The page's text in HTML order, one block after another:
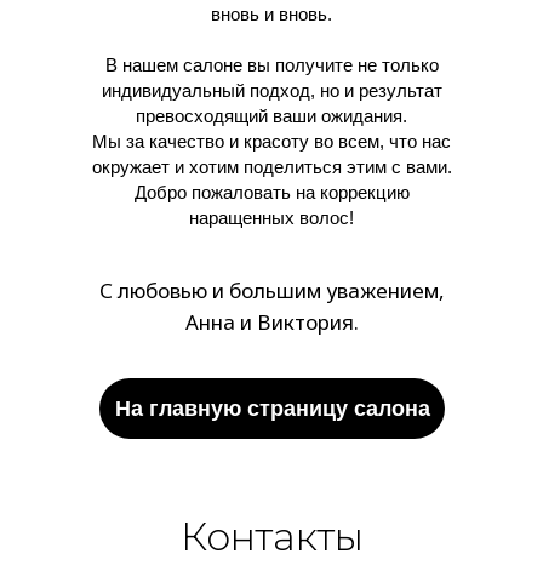
вновь и вновь.
В нашем салоне вы получите не только
индивидуальный подход, но и результат
превосходящий ваши ожидания.
Мы за качество и красоту во всем, что нас
окружает и хотим поделиться этим с вами.
Добро пожаловать на коррекцию
наращенных волос!
На главную страницу салона
С любовью и большим уважением,
Анна и Виктория.
Контакты